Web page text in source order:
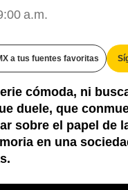
a.m.
a tus fuentes favoritas
cómoda, ni
duele, que
sobre el papel de
en una